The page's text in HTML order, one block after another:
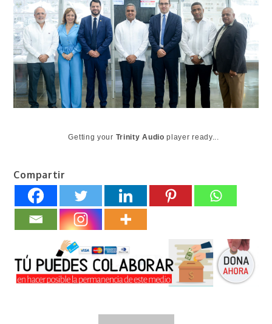
Getting your Trinity Audio player ready...
Compartir